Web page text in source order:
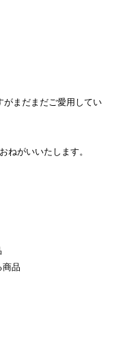
がまだまだご愛用してい
ねがいいたします。
商品